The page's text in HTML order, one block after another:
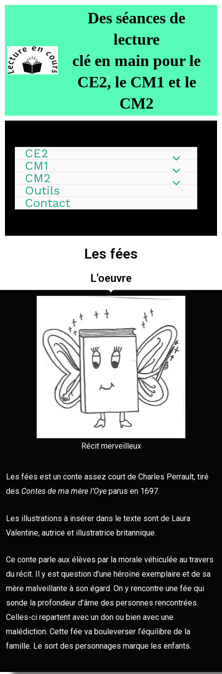
Des séances de
lecture
clé en main pour le
CE2, le CM1 et le
CM2
CE2
CM1
CM2
Outils
Contact
Les fées
L'oeuvre
Récit merveilleux
Les fées est un conte assez court de Charles Perrault, tiré
des Contes de ma mère l’Oye parus en 1697.
Les illustrations à insérer dans le texte sont de Laura
Valentine, autrice et illustratrice britannique.
Ce conte parle aux élèves par la morale véhiculée au travers
du récit. Il y est question d’une héroïne exemplaire et de sa
mère malveillante à son égard. On y rencontre une fée qui
sonde la profondeur d’âme des personnes rencontrées.
Celles-ci repartent avec un don ou bien avec une
malédiction. Cette fée va bouleverser l’équilibre de la
famille. Le sort des personnages marque les enfants.